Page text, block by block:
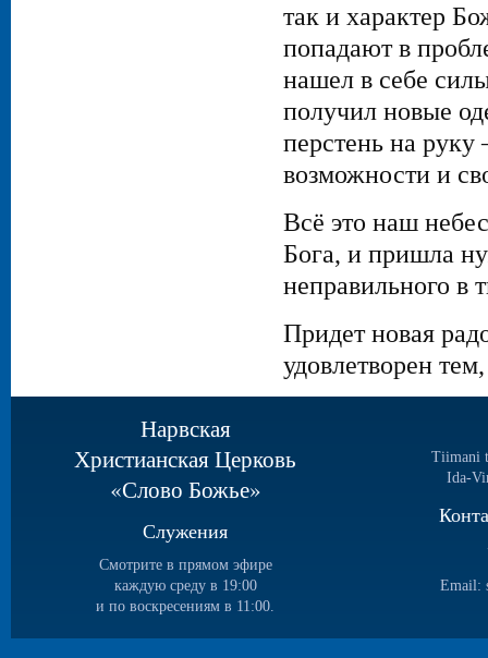
так и характер
попадают в
нашел в себе
получил новые
перстень на руку
возможности и
Всё это наш
Бога, и пришла
неправильного в
Придет новая
удовлетворен
Нарвская
Христианская Церковь
«Слово Божье»
Служения
Смотрите в прямом эфире
каждую среду в 19:00
и по воскресениям в 11:00.
Tiimani
Ida-
Email: